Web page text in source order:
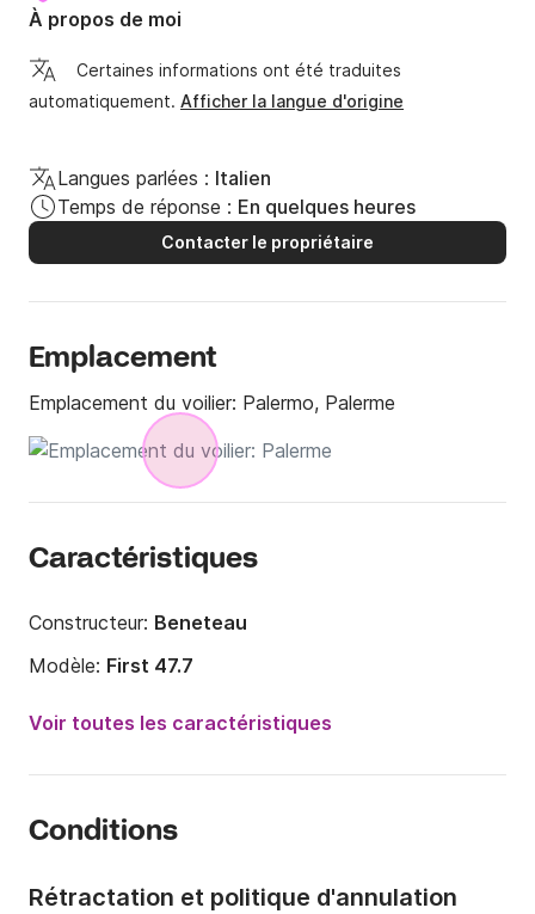
À propos de moi
Certaines informations ont été traduites
automatiquement. Afficher la langue d'origine
Langues parlées : Italien
Temps de réponse : En quelques heures
Contacter le propriétaire
Emplacement
Emplacement du voilier: Palermo, Palerme
Caractéristiques
Constructeur: Beneteau
Modèle: First 47.7
Année:
2001 (Rénové en 2023)
Nombre de couchages:
Nombre de salles de bains:
Voir toutes les caractéristiques
Conditions
Rétractation et politique d'annulation